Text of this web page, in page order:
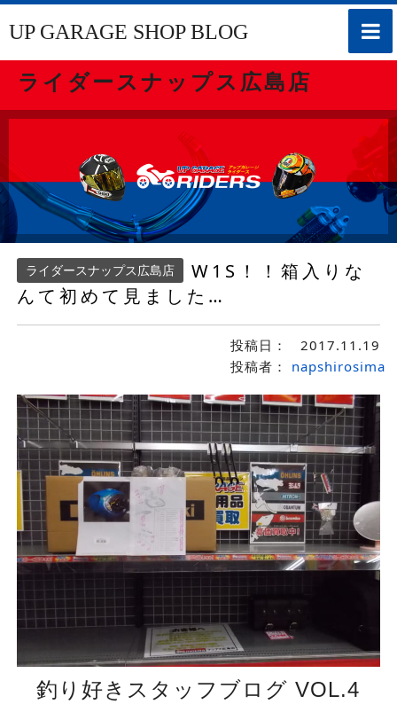
toggle
UP GARAGE SHOP BLOG
ライダースナップス広島店
ライダースナップス広島店
W1S！！箱入りな
んて初めて見ました…
投稿日：
2017.11.19
投稿者：
napshirosima
釣り好きスタッフブログ VOL.4